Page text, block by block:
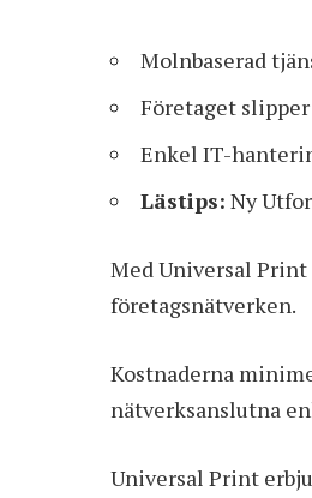
Molnbaserad
Företaget
Enkel IT-
Lästips: Ny
Med Universal
företagsnätverken.
Kostnaderna
nätverksanslutna
Universal Print